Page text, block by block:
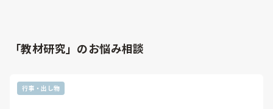
「教材研究」のお悩み相談
行事・出し物